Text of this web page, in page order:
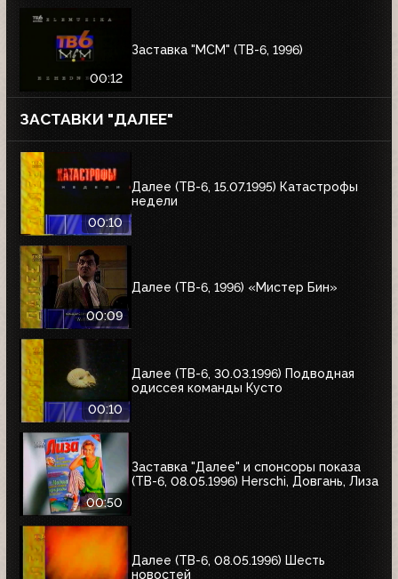
00:12
Заставка "MCM" (ТВ-6, 1996)
ЗАСТАВКИ "ДАЛЕЕ"
00:10
Далее (ТВ-6, 15.07.1995) Катастрофы
недели
00:09
Далее (ТВ-6, 1996) «Мистер Бин»
00:10
Далее (ТВ-6, 30.03.1996) Подводная
одиссея команды Кусто
00:50
Заставка "Далее" и спонсоры показа
(ТВ-6, 08.05.1996) Herschi, Довгань, Лиза
Далее (ТВ-6, 08.05.1996) Шесть
новостей